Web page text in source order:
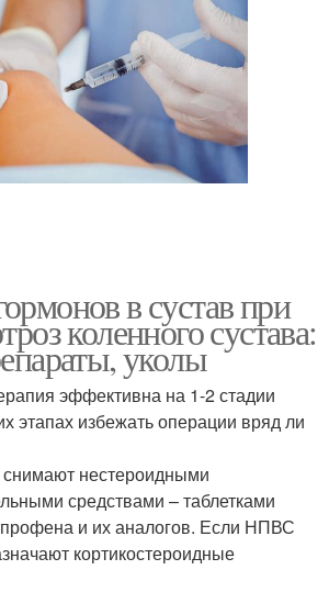
в сустав при
коленного сустава:
уколы
эффективна на 1-2 стадии
этапах избежать операции вряд ли
нестероидными
средствами – таблетками
и их аналогов. Если НПВС
кортикостероидные